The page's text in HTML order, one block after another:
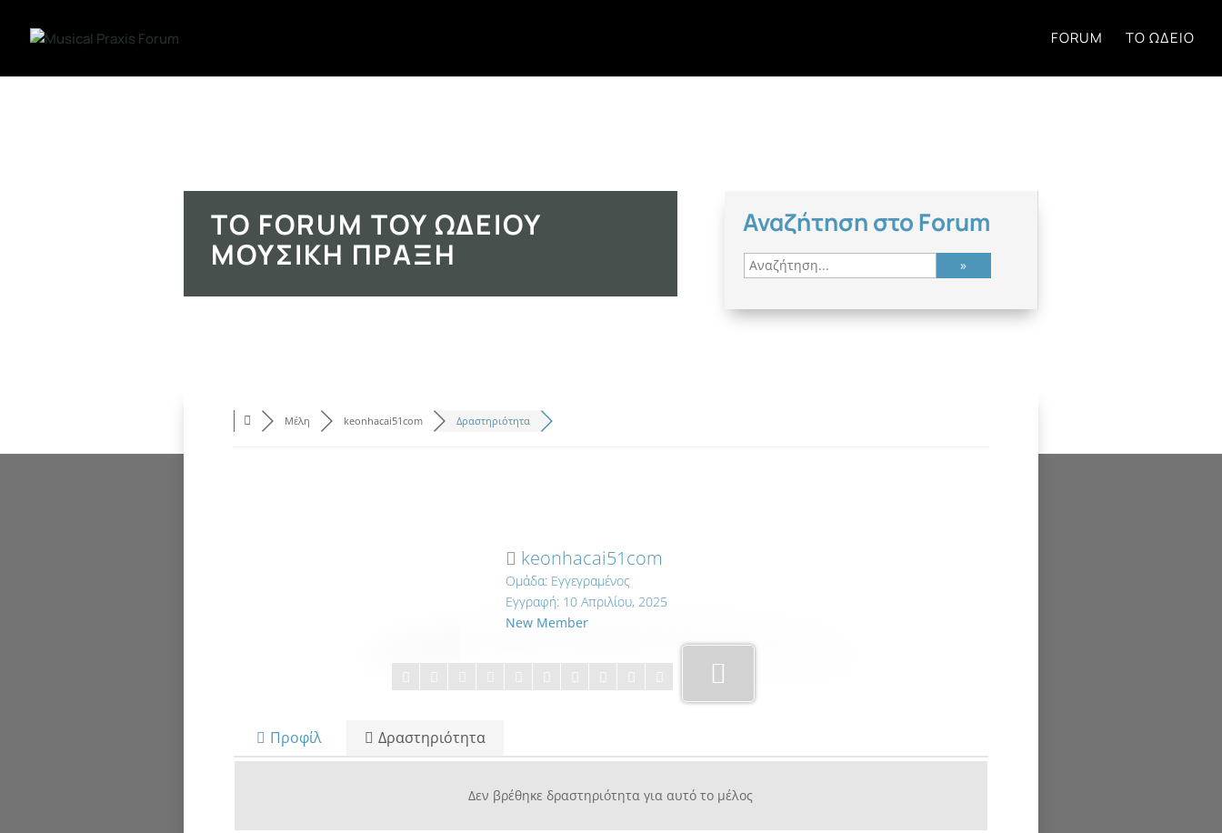
FORUM ΤΟ ΩΔΕΊΟ
ΤΟ FORUM ΤΟΥ ΩΔΕΊΟΥ
ΜΟΥΣΙΚΉ ΠΡΆΞΗ
Αναζήτηση στο Forum
Μέλη keonhacai51com Δραστηριότητα
keonhacai51com
Ομάδα: Εγγεγραμένος
Εγγραφή: 10 Απριλίου, 2025
New Member
Προφίλ Δραστηριότητα
Δεν βρέθηκε δραστηριότητα για αυτό το μέλος